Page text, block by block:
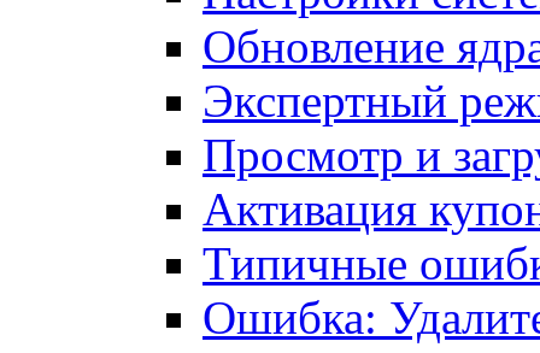
Обновление
Экспертный
Просмотр и
Активация
Типичные
Ошибка: